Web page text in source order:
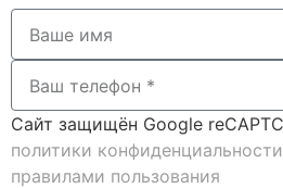
Сайт защищён Google
политики конфиденциальности
правилами пользования